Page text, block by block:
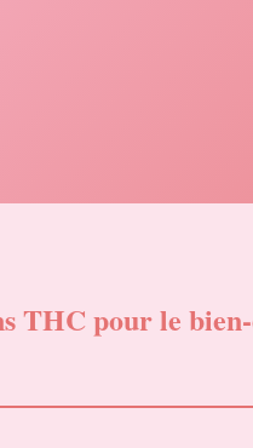
THC pour le